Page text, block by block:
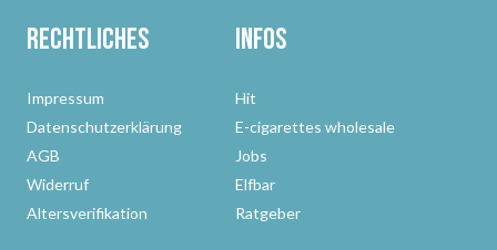
Rechtliches
Impressum
Datenschutzerklärung
AGB
Widerruf
Altersverifikation
Infos
Hit
E-cigarettes wholesale
Jobs
Elfbar
Ratgeber